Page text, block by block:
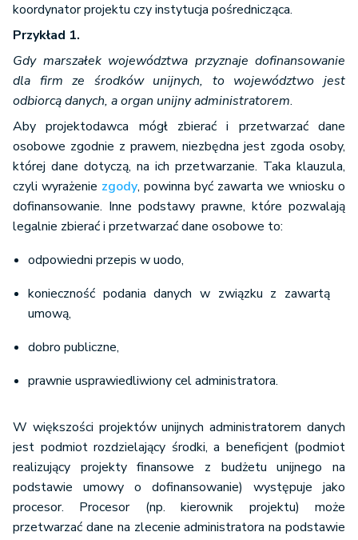
koordynator projektu czy instytucja pośrednicząca.
Przykład 1.
Gdy marszałek województwa przyznaje dofinansowanie
dla firm ze środków unijnych, to województwo jest
odbiorcą danych, a organ unijny administratorem.
Aby projektodawca mógł zbierać i przetwarzać dane
osobowe zgodnie z prawem, niezbędna jest zgoda osoby,
której dane dotyczą, na ich przetwarzanie. Taka klauzula,
czyli wyrażenie zgody, powinna być zawarta we wniosku o
dofinansowanie. Inne podstawy prawne, które pozwalają
legalnie zbierać i przetwarzać dane osobowe to:
odpowiedni przepis w uodo,
konieczność podania danych w związku z zawartą
umową,
dobro publiczne,
prawnie usprawiedliwiony cel administratora.
W większości projektów unijnych administratorem danych
jest podmiot rozdzielający środki, a beneficjent (podmiot
realizujący projekty finansowe z budżetu unijnego na
podstawie umowy o dofinansowanie) występuje jako
procesor. Procesor (np. kierownik projektu) może
przetwarzać dane na zlecenie administratora na podstawie